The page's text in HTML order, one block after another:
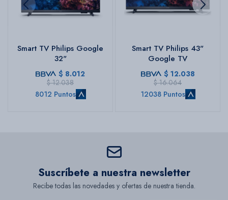
Smart TV Philips Google
32"
$ 8.012
$ 12.038
8012 Puntos
Smart TV Philips 43"
Google TV
$ 12.038
$ 16.064
12038 Puntos
Suscríbete a nuestra newsletter
Recibe todas las novedades y ofertas de nuestra tienda.